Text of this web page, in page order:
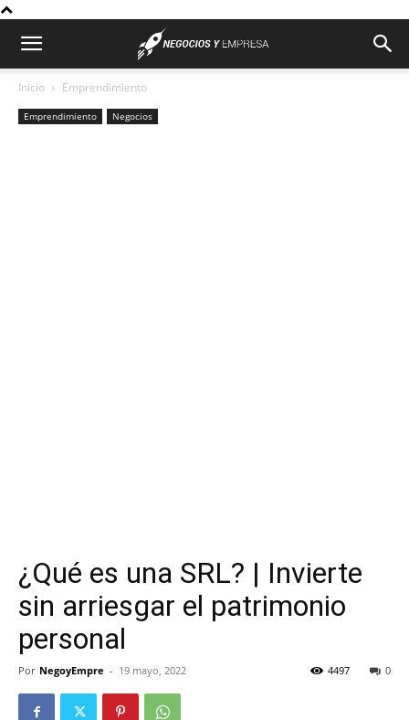
Inicio Emprendimiento
Emprendimiento Negocios
¿Qué es una SRL? | Invierte
sin arriesgar el patrimonio
personal
Por NegoyEmpre - 19 mayo, 2022 0
4497